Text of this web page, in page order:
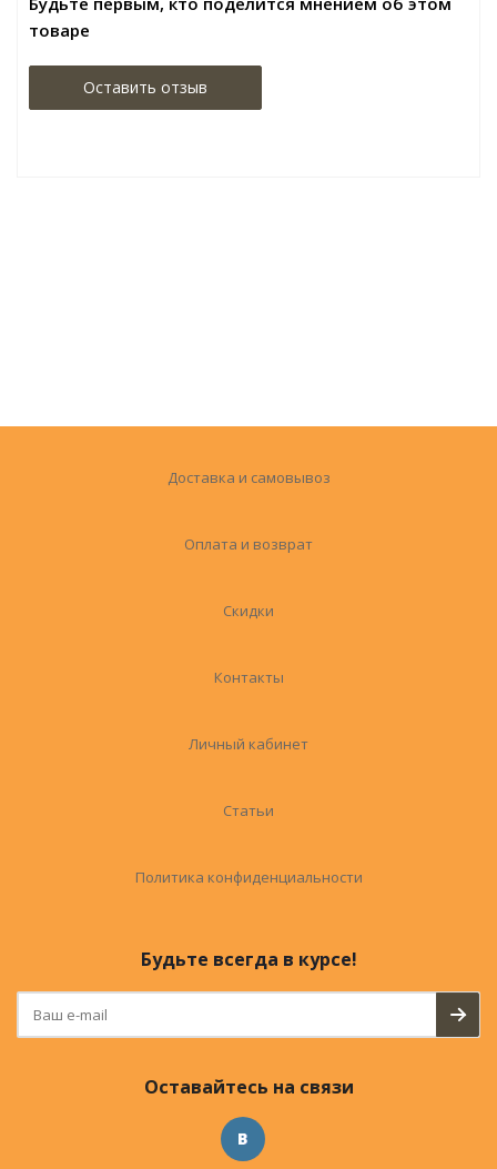
товаре
Оставить отзыв
Доставка и самовывоз
Оплата и возврат
Скидки
Контакты
Личный кабинет
Статьи
Политика конфиденциальности
Будьте всегда в курсе!
Оставайтесь на связи